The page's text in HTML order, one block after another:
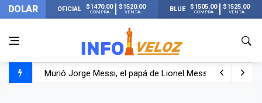
DOLAR OFICIAL $1470.00
COMPRA
$1520.00
VENTA BLUE $1505.00
COMPRA
$1525.00
VENTA
Murió Jorge Messi, el papá de Lionel Messi